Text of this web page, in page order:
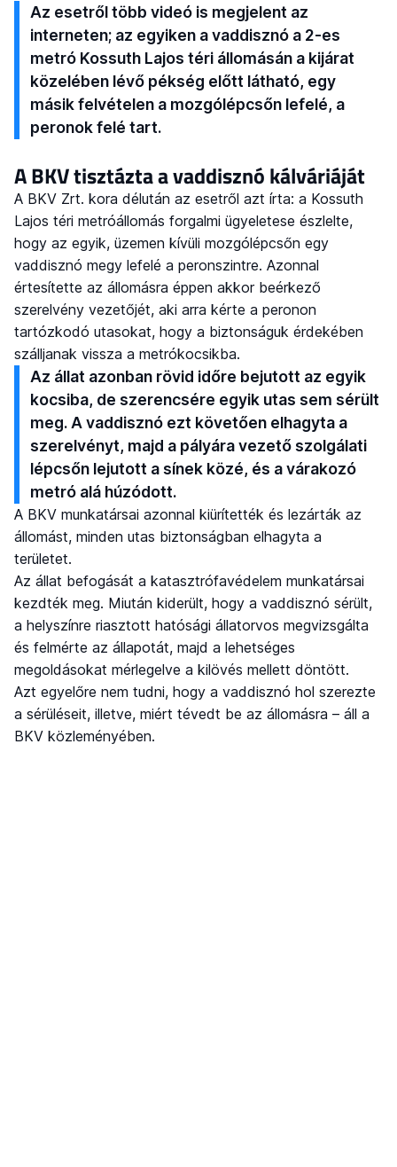
Az esetről több videó is megjelent az
interneten; az egyiken a vaddisznó a 2-es
metró Kossuth Lajos téri állomásán a kijárat
közelében lévő pékség előtt látható, egy
másik felvételen a mozgólépcsőn lefelé, a
peronok felé tart.
A BKV tisztázta a vaddisznó kálváriáját
A BKV Zrt. kora délután az esetről azt írta: a Kossuth
Lajos téri metróállomás forgalmi ügyeletese észlelte,
hogy az egyik, üzemen kívüli mozgólépcsőn egy
vaddisznó megy lefelé a peronszintre. Azonnal
értesítette az állomásra éppen akkor beérkező
szerelvény vezetőjét, aki arra kérte a peronon
tartózkodó utasokat, hogy a biztonságuk érdekében
szálljanak vissza a metrókocsikba.
Az állat azonban rövid időre bejutott az egyik
kocsiba, de szerencsére egyik utas sem sérült
meg. A vaddisznó ezt követően elhagyta a
szerelvényt, majd a pályára vezető szolgálati
lépcsőn lejutott a sínek közé, és a várakozó
metró alá húzódott.
A BKV munkatársai azonnal kiürítették és lezárták az
állomást, minden utas biztonságban elhagyta a
területet.
Az állat befogását a katasztrófavédelem munkatársai
kezdték meg. Miután kiderült, hogy a vaddisznó sérült,
a helyszínre riasztott hatósági állatorvos megvizsgálta
és felmérte az állapotát, majd a lehetséges
megoldásokat mérlegelve a kilövés mellett döntött.
Azt egyelőre nem tudni, hogy a vaddisznó hol szerezte
a sérüléseit, illetve, miért tévedt be az állomásra – áll a
BKV közleményében.